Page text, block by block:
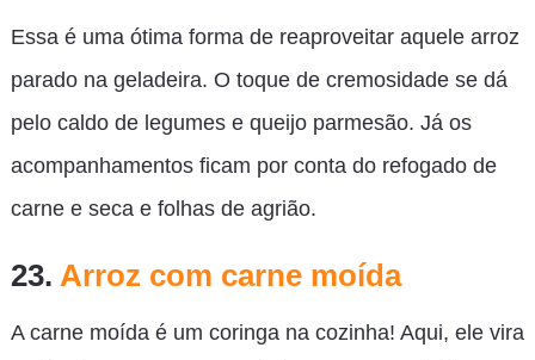
Essa é uma ótima forma de reaproveitar aquele arroz
parado na geladeira. O toque de cremosidade se dá
pelo caldo de legumes e queijo parmesão. Já os
acompanhamentos ficam por conta do refogado de
carne e seca e folhas de agrião.
23. Arroz com carne moída
A carne moída é um coringa na cozinha! Aqui, ele vira